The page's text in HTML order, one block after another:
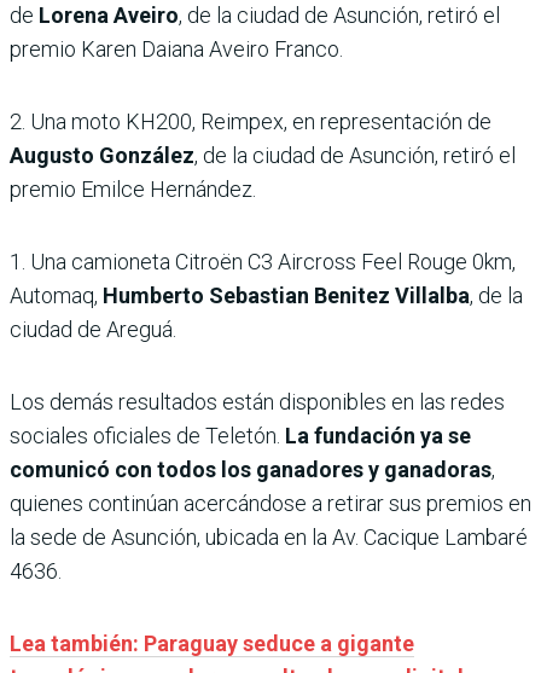
de Lorena Aveiro, de la ciudad de Asunción, retiró el
premio Karen Daiana Aveiro Franco.
2. Una moto KH200, Reimpex, en representación de
Augusto González, de la ciudad de Asunción, retiró el
premio Emilce Hernández.
1. Una camioneta Citroën C3 Aircross Feel Rouge 0km,
Automaq, Humberto Sebastian Benitez Villalba, de la
ciudad de Areguá.
Los demás resultados están disponibles en las redes
sociales oficiales de Teletón. La fundación ya se
comunicó con todos los ganadores y ganadoras,
quienes continúan acercándose a retirar sus premios en
la sede de Asunción, ubicada en la Av. Cacique Lambaré
4636.
Lea también: Paraguay seduce a gigante